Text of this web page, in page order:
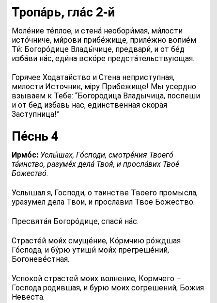
Тропа́рь, гла́с 2‑й
Моле́ние те́плое, и стена́ необори́мая, ми́лости
исто́чниче, ми́рови прибе́жище, приле́жно вопие́м
Ти́: Богоро́дице Влады́чице, предвари́, и от бе́д
изба́ви на́с, еди́на вско́ре предста́тельствующая.
Горячее Ходатайство и Стена неприступная,
милости Источник, мiру Прибежище! Мы усердно
взываем к Тебе: “Богородица Владычица, поспеши
и от бед избавь нас, единственная скорая
Заступница!”
Пе́снь 4
Ирмо́с: Услы́шах, Го́споди, смотре́ния Твоего́
та́инство, разуме́х дела́ Твоя́, и просла́вих Твое́
Божество́.
Услышал я, Господи, о таинстве Твоего промысла,
уразумел дела Твои, и прославил Твоё Божество.
Пресвята́я Богоро́дице, спаси́ на́с.
Страсте́й мои́х смуще́ние, Ко́рмчию ро́ждшая
Го́спода, и бу́рю утиши́ мои́х прегреше́ний,
Богоневе́стная.
Успокой страстей моих волнение, Кормчего –
Господа родившая, и бурю моих согрешений, Божия
Невеста.